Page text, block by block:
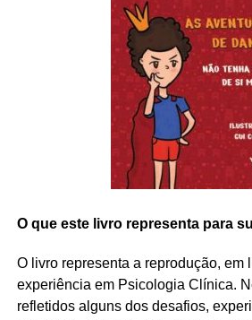
O que este livro representa para
O livro representa a reprodução, em
experiência em Psicologia Clínica.
refletidos alguns dos desafios,